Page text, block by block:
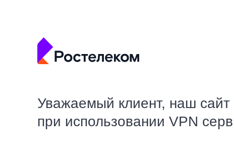
Уважаемый клиент, наш сайт
при использовании VPN